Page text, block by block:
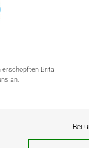
erschöpften Brita
an.
Bei